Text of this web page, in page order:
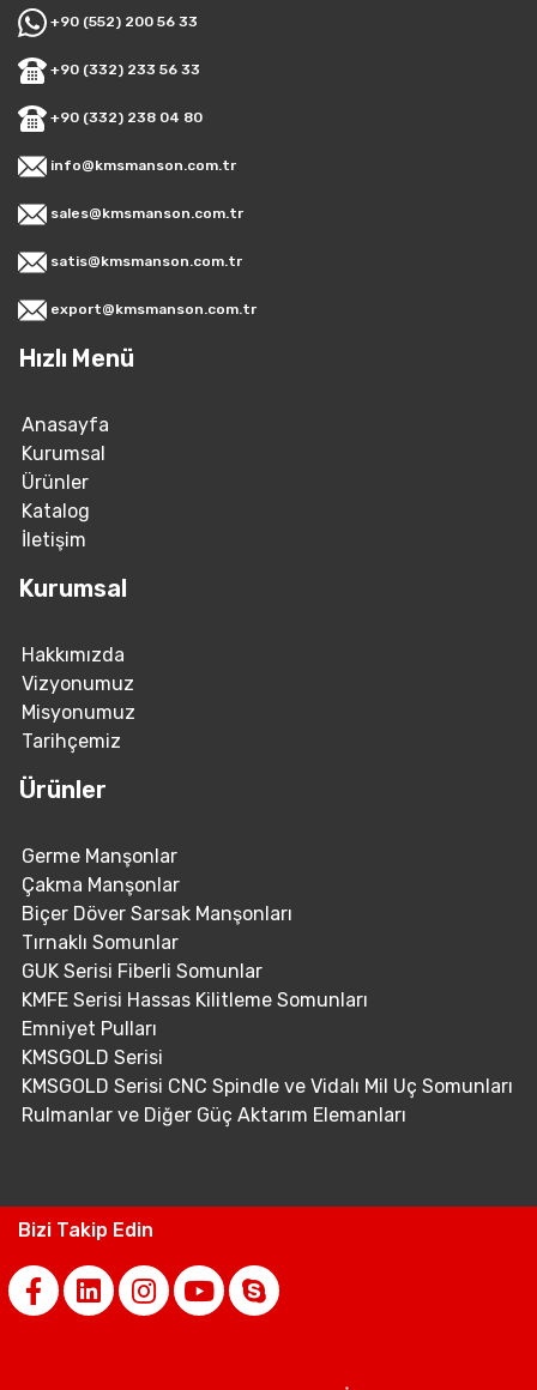
+90 (552) 200 56 33
+90 (332) 233 56 33
+90 (332) 238 04 80
info@kmsmanson.com.tr
sales@kmsmanson.com.tr
satis@kmsmanson.com.tr
export@kmsmanson.com.tr
Hızlı Menü
Anasayfa
Kurumsal
Ürünler
Katalog
İletişim
Kurumsal
Hakkımızda
Vizyonumuz
Misyonumuz
Tarihçemiz
Ürünler
Germe Manşonlar
Çakma Manşonlar
Biçer Döver Sarsak Manşonları
Tırnaklı Somunlar
GUK Serisi Fiberli Somunlar
KMFE Serisi Hassas Kilitleme Somunları
Emniyet Pulları
KMSGOLD Serisi
KMSGOLD Serisi CNC Spindle ve Vidalı Mil Uç Somunları
Rulmanlar ve Diğer Güç Aktarım Elemanları
Bizi Takip Edin